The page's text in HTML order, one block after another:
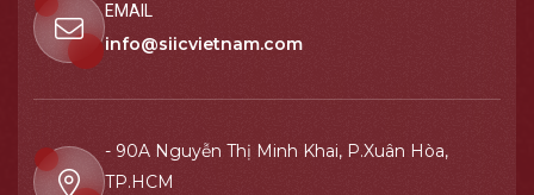
EMAIL
info@siicvietnam.com
- 90A Nguyễn Thị Minh Khai, P.Xuân Hòa,
TP.HCM